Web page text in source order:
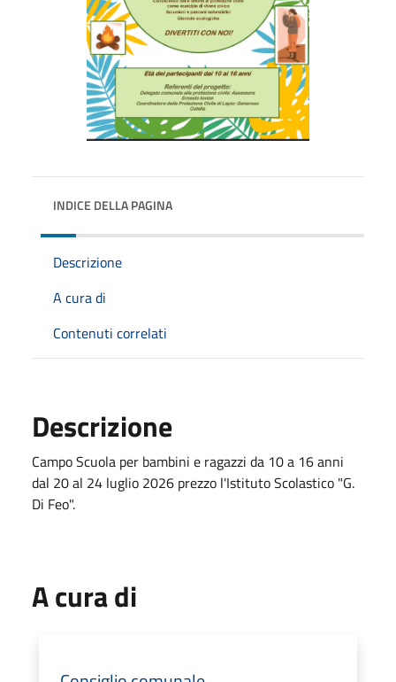
INDICE DELLA PAGINA
Descrizione
A cura di
Contenuti correlati
Descrizione
Campo Scuola per bambini e ragazzi da 10 a 16 anni
dal 20 al 24 luglio 2026 prezzo l'Istituto Scolastico "G.
Di Feo".
A cura di